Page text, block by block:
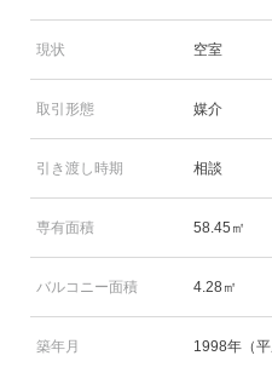
現状 空室
取引形態 媒介
引き渡し時期 相談
専有面積 58.45㎡
バルコニー面積 4.28㎡
築年月 1998年（